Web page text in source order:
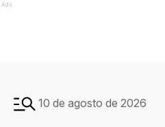
Ads
10 de agosto de 2026